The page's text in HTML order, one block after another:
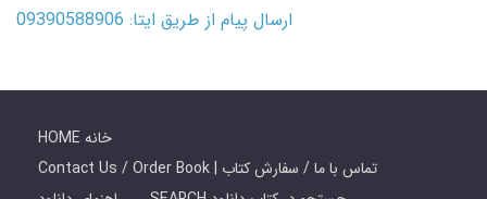
ارسال پیام از طریق ایتا: 09390588906
HOME خانه
Contact Us / Order Book | تماس با ما / سفارش کتاب